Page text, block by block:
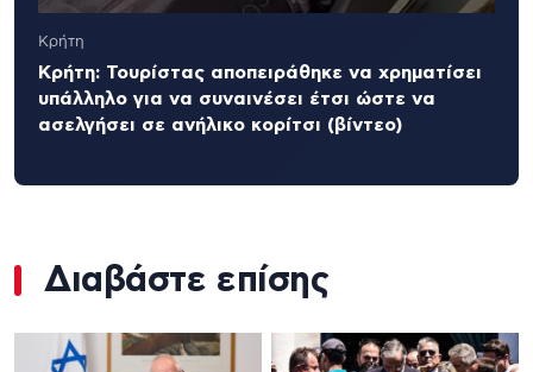
Κρήτη
Κρήτη: Τουρίστας αποπειράθηκε να χρηματίσει
υπάλληλο για να συναινέσει έτσι ώστε να
ασελγήσει σε ανήλικο κορίτσι (βίντεο)
Διαβάστε επίσης